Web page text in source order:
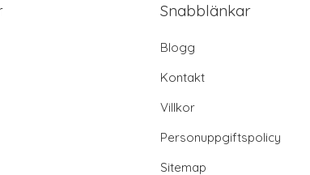
Snabblänkar
Blogg
Kontakt
Villkor
Personuppgiftspolicy
Sitemap